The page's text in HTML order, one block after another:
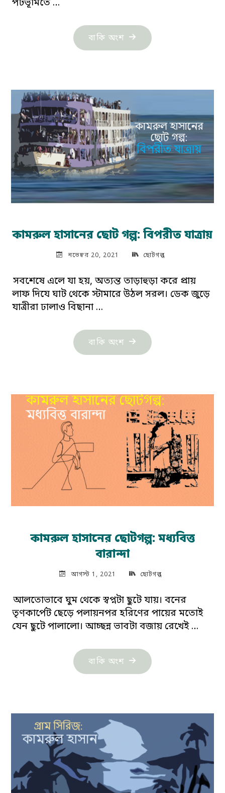
পটভূমিতে …
বাকি অংশ "জীবনানন্দ
দাশের
হাসান"
কামরুল হাসানের ছোট গল্প: বিপরীত যাত্রায়
নভেম্বর 20, 2021 ছোটগল্প
সবশেষে এলে যা হয়, অত্যন্ত তাড়াহুড়া করে প্রায়
লাফ দিযে ঘাট থেকে স্টামারে উঠল সরল। ডেক জুড়ে
যাত্রীরা ঢালাও বিছানা …
বাকি অংশ "কামরুল
হাসানের
বিপরীত
যাত্রায়"
কামরুল হাসানের ছোটগল্প: মধ্যবিত্ত
বারান্দা
আগস্ট 1, 2021 ছোটগল্প
আলতোভাবে ঘুম থেকে স্বপ্নটা ছুটে যায়। বনের
তৃণকার্পেট ছেড়ে পলায়নপর হরিণের পায়ের মতোই
যেন ছুটে পালালো। আচ্ছন্ন ভাবটা বজায় রেখেই …
বাকি অংশ "কামরুল
হাসানের